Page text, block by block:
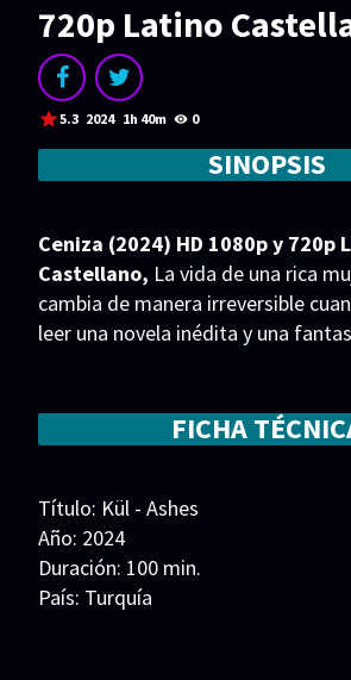
Aventura Ciencia
Comedia
Terror
Familia Suspenso
Bélico Thriller
Biográfico Musical
Series 1080p Series 4K
Series 1080p 60 FPS
¿COMO DESCARGAR?
720p Latino
5.3 2024 1h 40m 0
SINOPSIS
Ceniza (2024) HD 1080p y 720p
Castellano, La vida de una rica
cambia de manera irreversible
leer una novela inédita y una
FICHA
Título: Kül - Ashes
Año: 2024
Duración: 100 min.
País: Turquía